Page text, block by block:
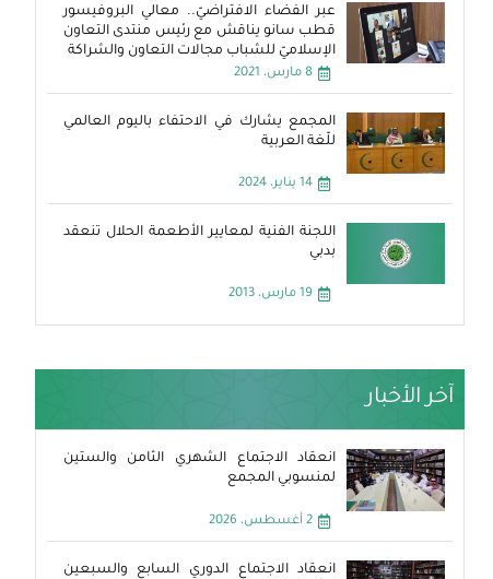
عبر الفضاء الافتراضيّ.. معالي البروفيسور
قطب سانو يناقش مع رئيس منتدى التعاون
الإسلاميّ للشباب مجالات التعاون والشراكة
8 مارس، 2021
المجمع يشارك في الاحتفاء باليوم العالمي
للّغة العربية
14 يناير، 2024
اللجنة الفنية لمعايير الأطعمة الحلال تنعقد
بدبي
19 مارس، 2013
آخر الأخبار
انعقاد الاجتماع الشهري الثامن والستين
لمنسوبي المجمع
2 أغسطس، 2026
انعقاد الاجتماع الدوري السابع والسبعين